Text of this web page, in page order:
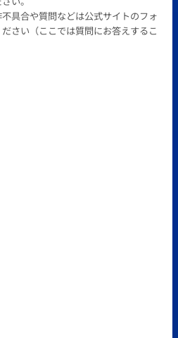
具合や質問などは公式サイトのフォ
さい（ここでは質問にお答えするこ